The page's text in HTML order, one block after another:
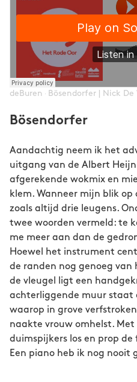
deBuren · Bösendorfer | Nick De
Bösendorfer
Aandachtig neem ik het
uitgang van de Albert
afgerekende wokmix en
klem. Wanneer mijn blik
zoals altijd drie leugens.
twee woorden vermeld: te
me meer aan dan de
Hoewel het instrument
de randen nog genoeg van
de vleugel ligt een
achterliggende muur staat
waarop in grove
naakte vrouw omhelst.
duimspijkers los en prop
Een piano heb ik nog nooit